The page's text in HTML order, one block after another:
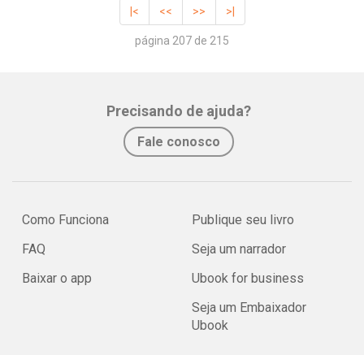
|< << >> >|
página 207 de 215
Precisando de ajuda?
Fale conosco
Como Funciona
FAQ
Baixar o app
Publique seu livro
Seja um narrador
Ubook for business
Seja um Embaixador
Ubook